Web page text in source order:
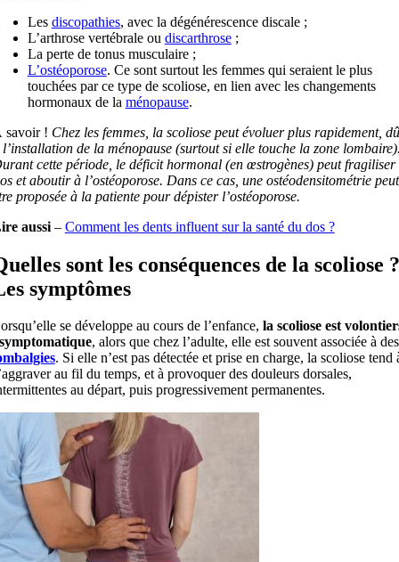
Les discopathies, avec la dégénérescence discale ;
L’arthrose vertébrale ou discarthrose;
La perte de tonus musculaire ;
L’ostéoporose. Ce sont surtout les femmes qui seraient le plus
touchées par ce type de scoliose, en lien avec les changements
hormonaux de la ménopause.
savoir ! Chez les femmes, la scoliose peut évoluer plus rapidement, dû
de la ménopause (surtout si elle touche la zone
cette période, le déficit hormonal (en œstrogènes) peut fragiliser
et aboutir à l’ostéoporose. Dans ce cas, une ostéodensitométrie peut
proposée à la patiente pour dépister l’ostéoporose.
aussi– Comment les dents influent sur la santé du dos ?
sont les conséquences de la scoliose ?
symptômes
se développe au cours de l’enfance, la scoliose est
, alors que chez l’adulte, elle est souvent associée à des
. Si elle n’est pas détectée et prise en charge, la scoliose tend
au fil du temps, et à provoquer des douleurs dorsales,
au départ, puis progressivement permanentes.